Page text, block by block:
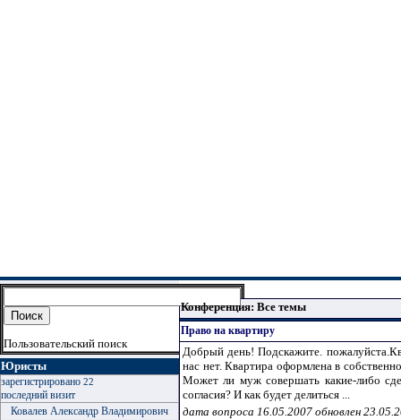
Пользовательский поиск
Юристы
зарегистрировано 22
последний визит
Ковалев Александр Владимирович
Конференция: Все темы
Право на квартиру
Добрый день! Подскажите.
нас нет. Квартира оформлена в
Может ли муж совершать какие-либо
согласия? И как будет делиться ...
дата вопроса 16.05.2007 обновлен